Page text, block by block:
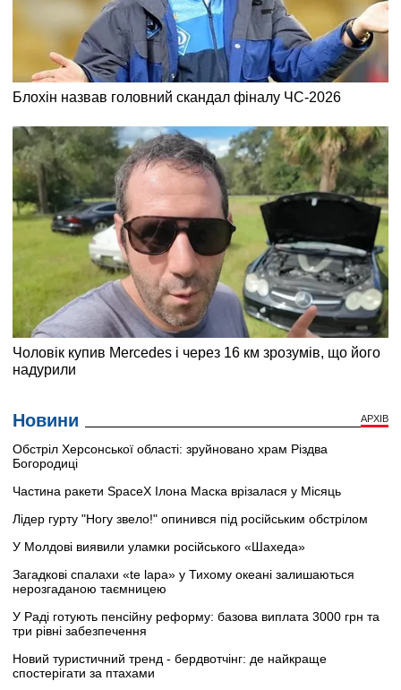
Новини АРХІВ
Обстріл Херсонської області: зруйновано храм Різдва
Богородиці
Частина ракети SpaceX Ілона Маска врізалася у Місяць
Лідер гурту "Ногу звело!" опинився під російським обстрілом
У Молдові виявили уламки російського «Шахеда»
Загадкові спалахи «te lapa» у Тихому океані залишаються
нерозгаданою таємницею
У Раді готують пенсійну реформу: базова виплата 3000 грн та
три рівні забезпечення
Новий туристичний тренд - бердвотчінг: де найкраще
спостерігати за птахами